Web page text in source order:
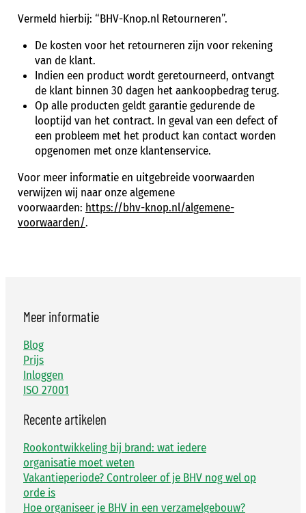
Vermeld hierbij: “BHV-Knop.nl Retourneren”.
De kosten voor het retourneren zijn voor rekening
van de klant.
Indien een product wordt geretourneerd, ontvangt
de klant binnen 30 dagen het aankoopbedrag terug.
Op alle producten geldt garantie gedurende de
looptijd van het contract. In geval van een defect of
een probleem met het product kan contact worden
opgenomen met onze klantenservice.
Voor meer informatie en uitgebreide voorwaarden
verwijzen wij naar onze algemene
voorwaarden: https://bhv-knop.nl/algemene-
voorwaarden/.
Meer informatie
Blog
Prijs
Inloggen
ISO 27001
Recente artikelen
Rookontwikkeling bij brand: wat iedere
organisatie moet weten
Vakantieperiode? Controleer of je BHV nog wel op
orde is
Hoe organiseer je BHV in een verzamelgebouw?